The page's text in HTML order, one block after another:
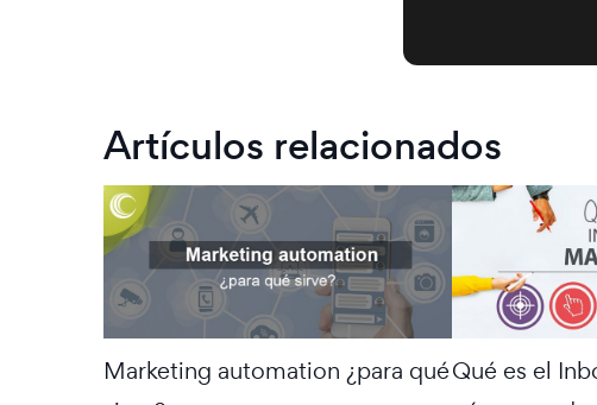
Artículos relacionados
Marketing automation ¿para quéQué es el